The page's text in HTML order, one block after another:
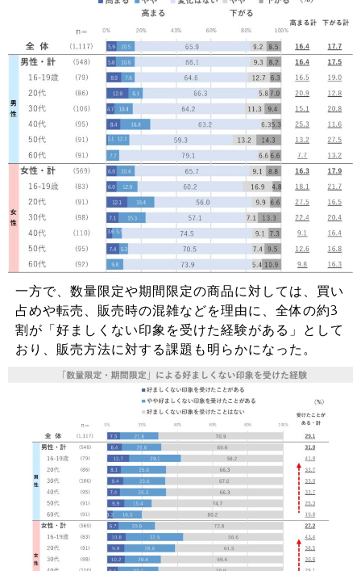
一方で、数量限定や期間限定の商品に対しては、買い
占めや転売、販売時の混雑などを理由に、全体の約3
割が「好ましくない印象を受けた経験がある」として
おり、販売方法に対する課題も明らかになった。